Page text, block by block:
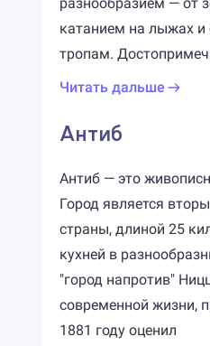
катанием на лыжах и
тропам.
Читать дальше
Антиб
Антиб — это
Город является
страны, длиной 25
кухней в
"город напротив"
современной жизни,
1881 году оценил